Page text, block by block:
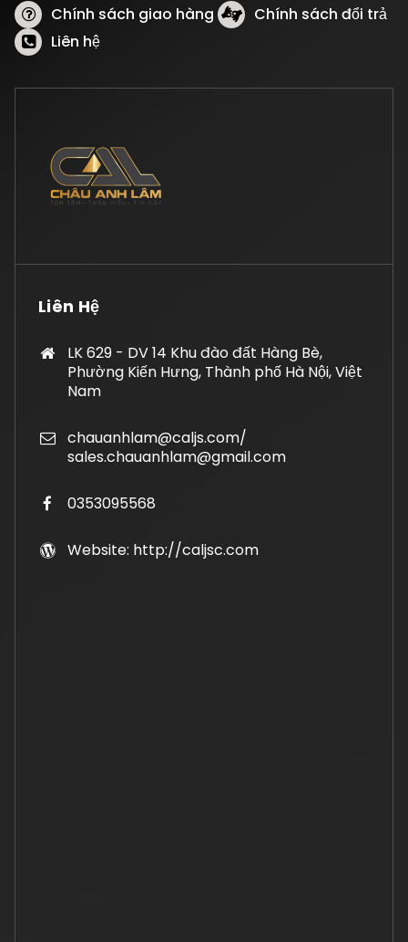
Chính sách giao hàng
Chính sách đổi trả
Liên hệ
Liên Hệ
LK 629 - DV 14 Khu đào đất Hàng Bè,
Phường Kiến Hưng, Thành phố Hà Nội, Việt
Nam
chauanhlam@caljs.com/
sales.chauanhlam@gmail.com
0353095568
Website: http://caljsc.com